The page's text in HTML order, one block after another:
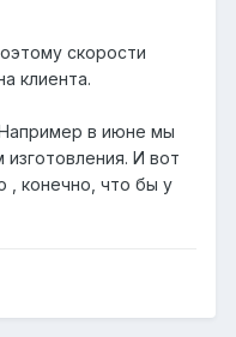
скорости
клиента.
в июне мы
И вот
, конечно, что бы у